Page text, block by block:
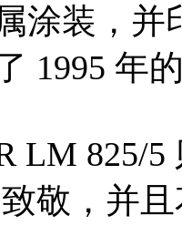
涂装，并
1995 年
LM 825/
敬，并